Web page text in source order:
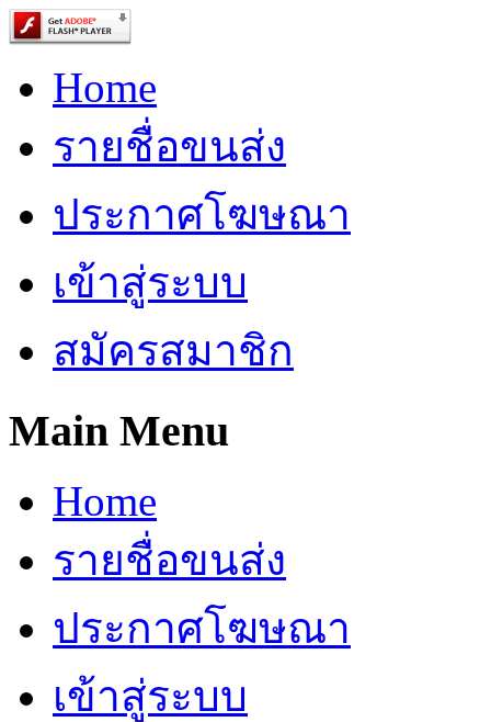
Home
รายชื่อขนส่ง
ประกาศโฆษณา
เข้าสู่ระบบ
สมัครสมาชิก
Main Menu
Home
รายชื่อขนส่ง
ประกาศโฆษณา
เข้าสู่ระบบ